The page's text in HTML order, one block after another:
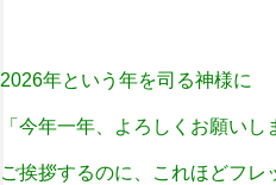
2026年という年を司る神様に
「今年一年、よろしくお願いし
ご挨拶するのに、これほどフレ